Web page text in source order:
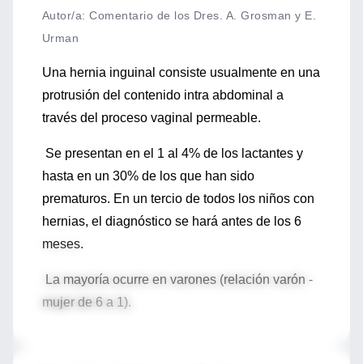
Autor/a: Comentario de los Dres. A. Grosman y E.
Urman
Una hernia inguinal consiste usualmente en una
protrusión del contenido intra abdominal a
través del proceso vaginal permeable.
Se presentan en el 1 al 4% de los lactantes y
hasta en un 30% de los que han sido
prematuros. En un tercio de todos los niños con
hernias, el diagnóstico se hará antes de los 6
meses.
La mayoría ocurre en varones (relación varón -
mujer de 6 a 1).